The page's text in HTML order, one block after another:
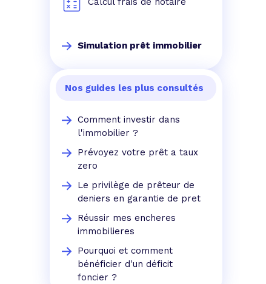
Simulation prêt immobilier
Nos guides les plus consultés
Comment investir dans
l'immobilier ?
Prévoyez votre prêt a taux
zero
Le privilège de prêteur de
deniers en garantie de pret
Réussir mes encheres
immobilieres
Pourquoi et comment
bénéficier d'un déficit
foncier ?